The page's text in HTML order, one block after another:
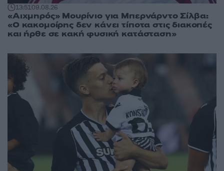
13:5109.08.26
«Αιχμηρός» Μουρίνιο για Μπερνάρντο Σίλβα:
«Ο κακομοίρης δεν κάνει τίποτα στις διακοπές
και ήρθε σε κακή φυσική κατάσταση»